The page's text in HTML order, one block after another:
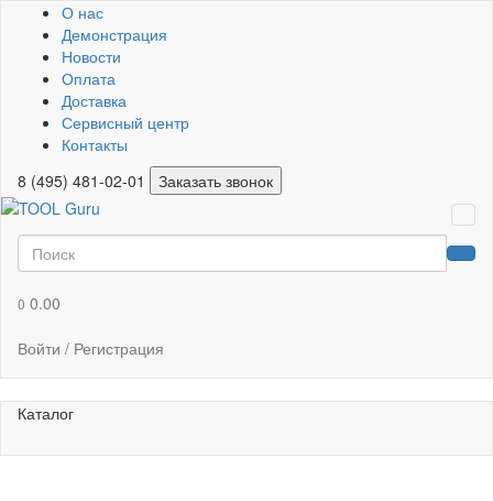
О нас
Демонстрация
Новости
Оплата
Доставка
Сервисный центр
Контакты
8 (495) 481-02-01
Заказать звонок
0 0.00
Войти / Регистрация
Каталог